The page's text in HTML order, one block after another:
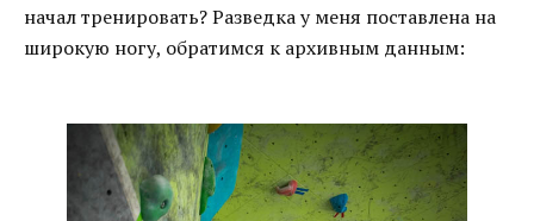
начал тренировать? Разведка у меня поставлена на
широкую ногу, обратимся к архивным данным: